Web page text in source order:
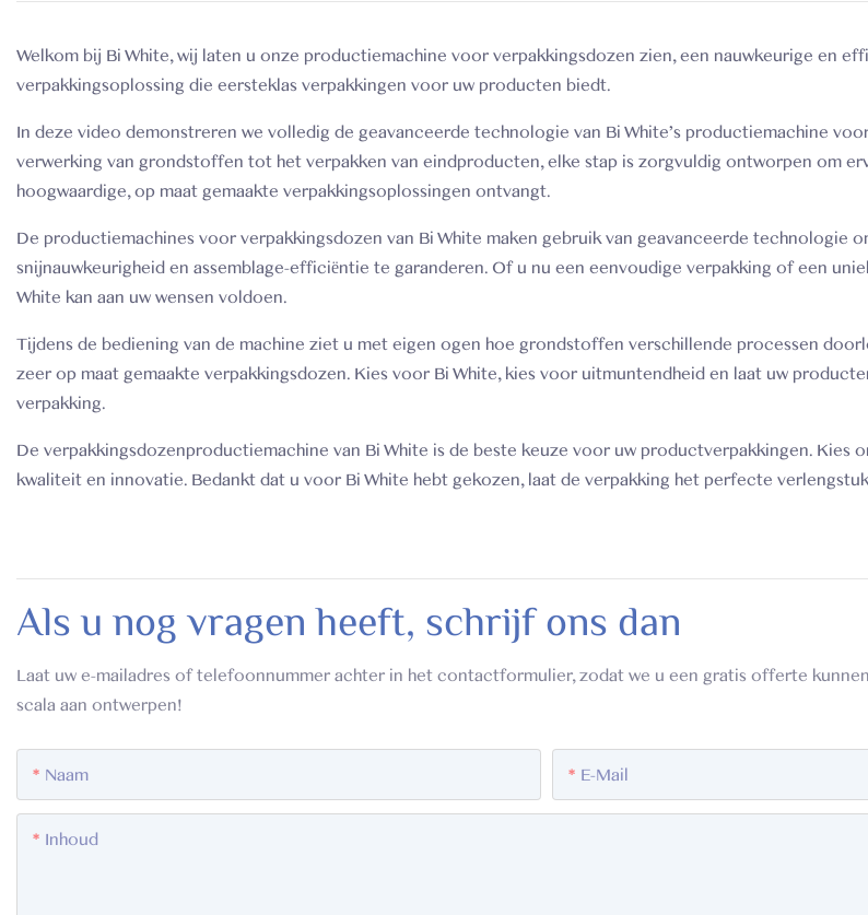
Welkom bij Bi White, wij laten u onze productiemachine voor verpakkingsdozen zien, een nauwkeurige en
verpakkingsoplossing die eersteklas verpakkingen voor uw producten biedt.
In deze video demonstreren we volledig de geavanceerde technologie van Bi White's productiemachine
verwerking van grondstoffen tot het verpakken van eindproducten, elke stap is zorgvuldig ontworpen om
hoogwaardige, op maat gemaakte verpakkingsoplossingen ontvangt.
De productiemachines voor verpakkingsdozen van Bi White maken gebruik van geavanceerde technologie
snijnauwkeurigheid en assemblage-efficiëntie te garanderen. Of u nu een eenvoudige verpakking of een
White kan aan uw wensen voldoen.
Tijdens de bediening van de machine ziet u met eigen ogen hoe grondstoffen verschillende processen
zeer op maat gemaakte verpakkingsdozen. Kies voor Bi White, kies voor uitmuntendheid en laat uw
verpakking.
De verpakkingsdozenproductiemachine van Bi White is de beste keuze voor uw productverpakkingen. Kies
kwaliteit en innovatie. Bedankt dat u voor Bi White hebt gekozen, laat de verpakking het perfecte
Als u nog vragen heeft, schrijf ons dan
Laat uw e-mailadres of telefoonnummer achter in het contactformulier, zodat we u een gratis offerte
scala aan ontwerpen!
Naam E-Mail
Inhoud